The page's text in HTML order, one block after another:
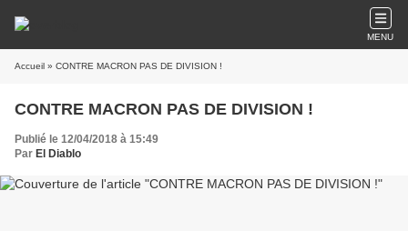
MENU
Accueil » CONTRE MACRON PAS DE DIVISION !
CONTRE MACRON PAS DE DIVISION !
Publié le 12/04/2018 à 15:49
Par El Diablo